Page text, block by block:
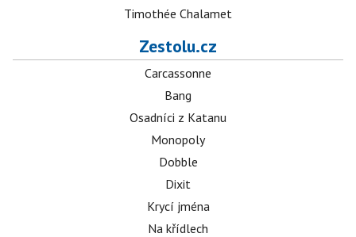
Timothée Chalamet
Zestolu.cz
Carcassonne
Bang
Osadníci z Katanu
Monopoly
Dobble
Dixit
Krycí jména
Na křídlech